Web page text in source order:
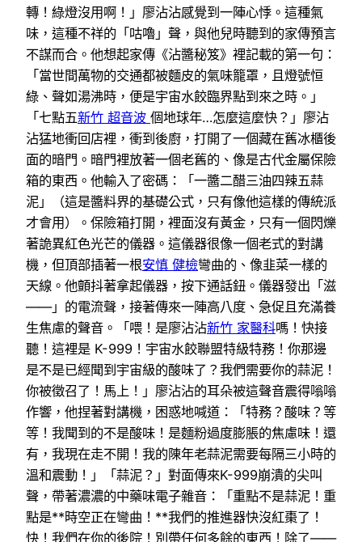
轉！綠燈沒用啊！」廖沾沾感覺到一陣心悸。這種氣
味，這種不祥的「咕嚕」聲，與他兒時聽到的家傳預言
不謀而合。他想起家傳《沾醬秘笈》裡記載的第一句：
「當世間萬物的交通都被麵皮的氣味籠罩，且燈號恒
綠、聲如湯沸時，便是宇宙水餃臨界點到來之時。」
「七點五新竹 超音波 個地球年…怎麼這麼快？」廖沾
沾猛地衝回店裡，衝到後廚，打開了一個藏在舊冰櫃後
面的暗門。暗門裡放著一個老舊的、像是古代金屬保險
箱的東西。他輸入了密碼：「一醬二醋三油四辣五蒜
泥」（這是醬料界的基礎公式，只有像他這樣的傳統派
才會用）。保險箱打開，裡面沒有黃金，只有一個閃爍
著詭異紅色光芒的儀器。這儀器很像一個老式的對講
機，但頂部插著一根安慎 健檢彎曲的、像韭菜一樣的
天線。他顫抖著拿起儀器，按下通話鈕。儀器發出「滋
——」的電流聲，接著傳來一陣高八度、急促且充滿養
生焦慮的聲音。「喂！是廖沾沾新竹 家醫科嗎！快接
聽！這裡是 K-999！宇宙水餃聯盟特級特務！你那邊
是不是已經聞到宇宙級的酸味了？我們需要你的蒜泥！
你被徵召了！馬上！」廖沾沾的耳朵被這聲音震得嗡嗡
作響，他捏著對講機，困惑地喊道：「特務？酸味？等
等！我聞到的不是酸味！是麵粉過度膨脹的焦慮味！還
有，我現在走不開！我的陳年老蒜泥需要每隔三小時的
溫和震動！」「蒜泥？」對面傳來K-999崩潰的尖叫
聲，帶著濃濃的中藥味電子雜音：「重點不是蒜泥！重
點是**時空正在彎曲！**我們的推進器快沒紅棗了！
快！我們在你的後院！別帶任何多餘的東西！除了——